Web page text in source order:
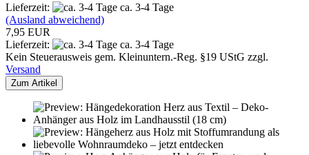
Lieferzeit:
ca. 3-4 Tage
(Ausland abweichend)
7,95 EUR
Lieferzeit:
ca. 3-4 Tage
Kein Steuerausweis gem. Kleinuntern.-Reg. §19 UStG zzgl.
Versand
Zum Artikel